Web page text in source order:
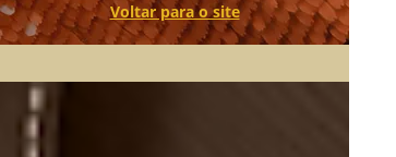
Voltar para o site